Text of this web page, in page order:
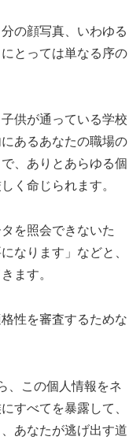
の顔写真、いわゆる
とっては単なる序の
供が通っている学校
あるあなたの職場の
、ありとあらゆる個
く命じられます。
を照会できないた
なります」などと、
ます。
性を審査するためな
、この個人情報をネ
すべてを暴露して、
あなたが逃げ出す道